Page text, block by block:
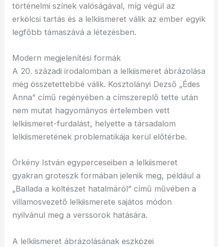
történelmi színek valóságával, míg végül az
erkölcsi tartás és a lelkiismeret válik az ember egyik
legfőbb támaszává a létezésben.
Modern megjelenítési formák
A 20. századi irodalomban a lelkiismeret ábrázolása
még összetettebbé válik. Kosztolányi Dezső „Édes
Anna” című regényében a címszereplő tette után
nem mutat hagyományos értelemben vett
lelkiismeret-furdalást, helyette a társadalom
lelkiismeretének problematikája kerül előtérbe.
Örkény István egyperceseiben a lelkiismeret
gyakran groteszk formában jelenik meg, például a
„Ballada a költészet hatalmáról” című művében a
villamosvezető lelkiismerete sajátos módon
nyilvánul meg a verssorok hatására.
A lelkiismeret ábrázolásának eszközei